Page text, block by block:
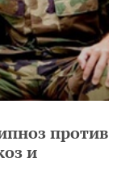
против
и